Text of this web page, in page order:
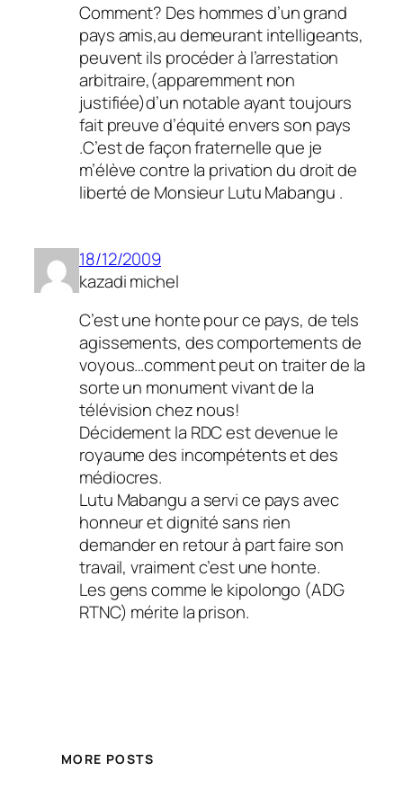
Comment? Des hommes d’un grand
pays amis,au demeurant intelligeants,
peuvent ils procéder à l’arrestation
arbitraire,(apparemment non
justifiée)d’un notable ayant toujours
fait preuve d’équité envers son pays
.C’est de façon fraternelle que je
m’élève contre la privation du droit de
liberté de Monsieur Lutu Mabangu .
18/12/2009
kazadi michel
C’est une honte pour ce pays, de tels
agissements, des comportements de
voyous…comment peut on traiter de la
sorte un monument vivant de la
télévision chez nous!
Décidement la RDC est devenue le
royaume des incompétents et des
médiocres.
Lutu Mabangu a servi ce pays avec
honneur et dignité sans rien
demander en retour à part faire son
travail, vraiment c’est une honte.
Les gens comme le kipolongo (ADG
RTNC) mérite la prison.
MORE POSTS